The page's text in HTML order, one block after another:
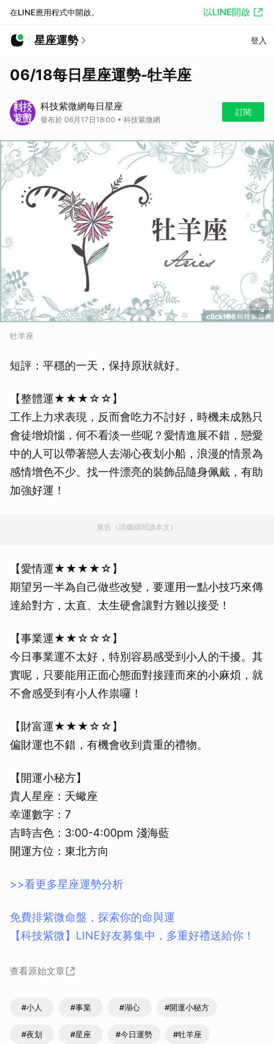
在LINE應用程式中開啟。 以LINE開啟
星座運勢 登入
06/18每日星座運勢-牡羊座
科技紫微網每日星座
發布於 06月17日18:00 • 科技紫微網
訂閱
牡羊座
短評：平穩的一天，保持原狀就好。
【整體運★★★☆☆】
工作上力求表現，反而會吃力不討好，時機未成熟只
會徒增煩惱，何不看淡一些呢？愛情進展不錯，戀愛
中的人可以帶著戀人去湖心夜划小船，浪漫的情景為
感情增色不少。找一件漂亮的裝飾品隨身佩戴，有助
加強好運！
廣告（請繼續閱讀本文）
【愛情運★★★★☆】
期望另一半為自己做些改變，要運用一點小技巧來傳
達給對方，太直、太生硬會讓對方難以接受！
【事業運★★☆☆☆】
今日事業運不太好，特別容易感受到小人的干擾。其
實呢，只要能用正面心態面對接踵而來的小麻煩，就
不會感受到有小人作祟囉！
【財富運★★★☆☆】
偏財運也不錯，有機會收到貴重的禮物。
【開運小秘方】
貴人星座：天蠍座
幸運數字：7
吉時吉色：3:00-4:00pm 淺海藍
開運方位：東北方向
>>看更多星座運勢分析
免費排紫微命盤，探索你的命與運
【科技紫微】LINE好友募集中，多重好禮送給你！
查看原始文章
#小人 #事業 #湖心 #開運小秘方
#夜划 #星座 #今日運勢 #牡羊座